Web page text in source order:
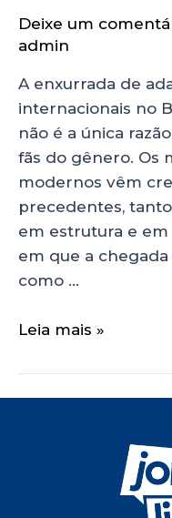
Deixe um
admin
A enxurrada de
internacionais no
não é a única
fãs do gênero. Os
modernos vêm
precedentes,
em estrutura e
em que a
como …
Leia mais »